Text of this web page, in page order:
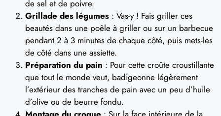
de sel et de poivre.
Grillade des légumes : Vas-y ! Fais griller ces
beautés dans une poêle à griller ou sur un barbecue
pendant 2 à 3 minutes de chaque côté, puis mets-les
de côté dans une assiette.
Préparation du pain : Pour cette croûte croustillante
que tout le monde veut, badigeonne légèrement
l’extérieur des tranches de pain avec un peu d’huile
d’olive ou de beurre fondu.